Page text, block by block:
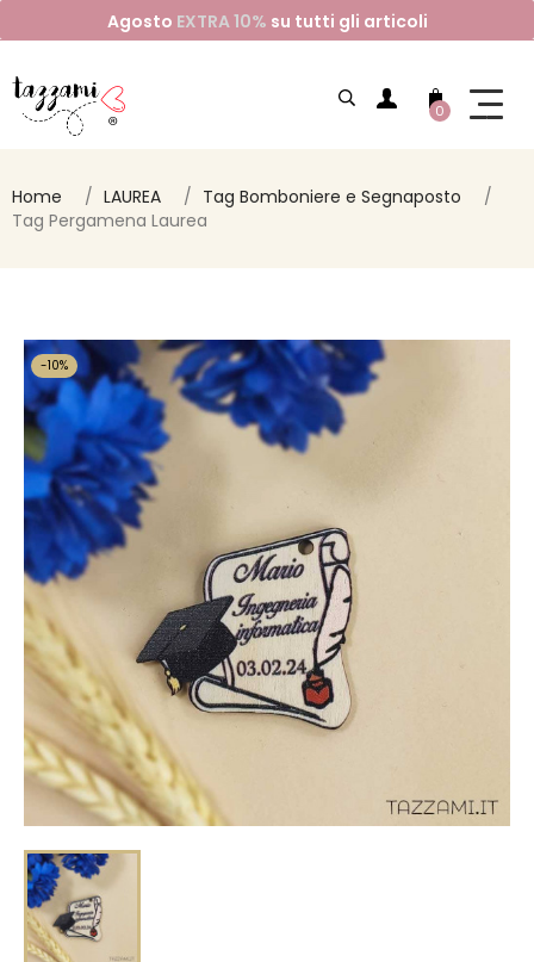
Agosto EXTRA 10% su tutti gli articoli
0
Home LAUREA
Tag Bomboniere e Segnaposto
Tag Pergamena Laurea
-10%